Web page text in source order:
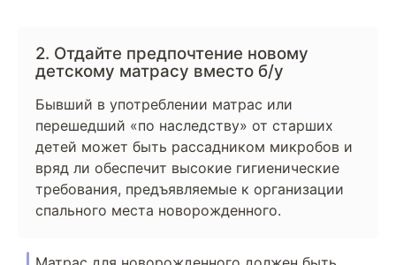
2. Отдайте предпочтение новому
детскому матрасу вместо б/у
Бывший в употреблении матрас или
перешедший «по наследству» от старших
детей может быть рассадником микробов и
вряд ли обеспечит высокие гигиенические
требования, предъявляемые к организации
спального места новорожденного.